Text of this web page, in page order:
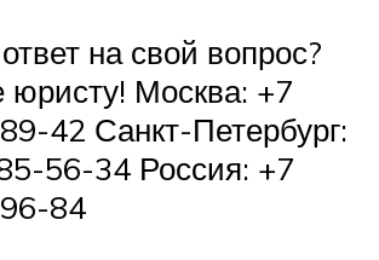
на свой вопрос?
юристу! Москва: +7
42 Санкт-Петербург:
56-34 Россия: +7
84